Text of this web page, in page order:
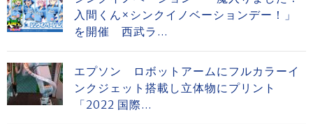
入間くん×シンクイノベーションデー！」
を開催 西武ラ...
エプソン ロボットアームにフルカラーイ
ンクジェット搭載し立体物にプリント
「2022 国際...